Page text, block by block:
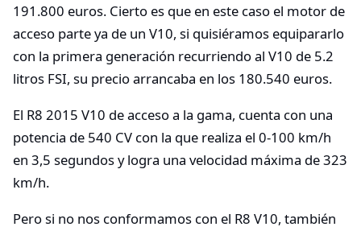
191.800 euros. Cierto es que en este caso el motor de
acceso parte ya de un V10, si quisiéramos equipararlo
con la primera generación recurriendo al V10 de 5.2
litros FSI, su precio arrancaba en los 180.540 euros.
El R8 2015 V10 de acceso a la gama, cuenta con una
potencia de 540 CV con la que realiza el 0-100 km/h
en 3,5 segundos y logra una velocidad máxima de 323
km/h.
Pero si no nos conformamos con el R8 V10, también